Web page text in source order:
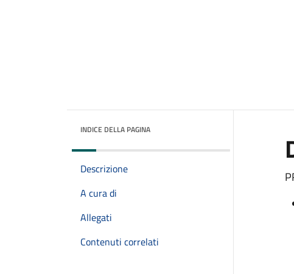
INDICE DELLA PAGINA
Descrizione
A cura di
Allegati
Contenuti correlati